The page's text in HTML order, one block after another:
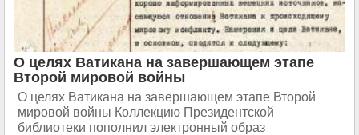
О целях Ватикана на завершающем этапе
Второй мировой войны
О целях Ватикана на завершающем этапе Второй
мировой войны Коллекцию Президентской
библиотеки пополнил электронный образ